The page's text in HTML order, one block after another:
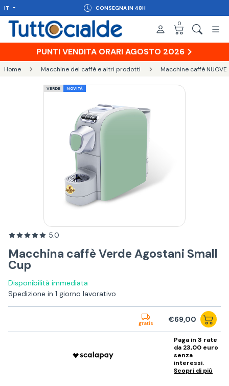
IT CONSEGNA IN 48H
0
PUNTI VENDITA ORARI AGOSTO 2026
Home Macchine del caffè e altri prodotti Macchine caffè NUOVE
VERDE NOVITÀ
5.0
Macchina caffè Verde Agostani Small
Cup
Disponibilità immediata
Spedizione in 1 giorno lavorativo
gratis €69,00
Paga in 3 rate
da 23,00 euro
senza
interessi.
Scopri di più